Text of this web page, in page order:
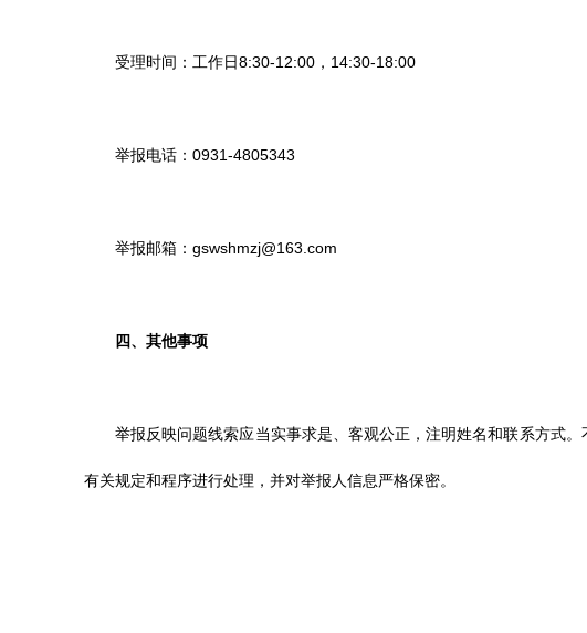
受理时间：工作日8:30-12:00，14:30-18:00
举报电话： 0931-4805343
举报邮箱： gswshmzj@163.com
四、其他事项
举报反映问题线索应当实事求是、客观公正，注明姓名和联系方式
有关规定和程序进行处理，并对举报人信息严格保密。